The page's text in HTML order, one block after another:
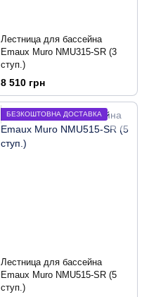
Лестница для бассейна
Emaux Muro NMU315-SR (3
ступ.)
8 510 грн
БЕЗКОШТОВНА ДОСТАВКА
Лестница для бассейна
Emaux Muro NMU515-SR (5
ступ.)